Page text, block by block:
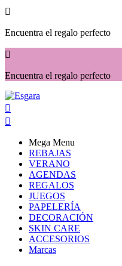

Encuentra el regalo perfecto

Encuentra el regalo perfecto


Mega Menu
REBAJAS
VERANO
AGENDAS
REGALOS
JUEGOS
PAPELERÍA
DECORACIÓN
SKIN CARE
ACCESORIOS
Marcas